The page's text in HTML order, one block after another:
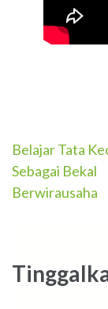
Navigasi
pos
Belajar Tata
Sebagai Bekal
Berwirausaha